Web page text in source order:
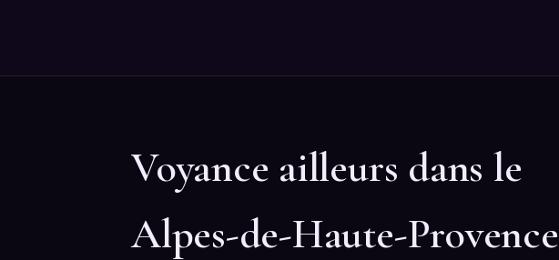
Voyance ailleurs dans le
Alpes-de-Haute-Provence